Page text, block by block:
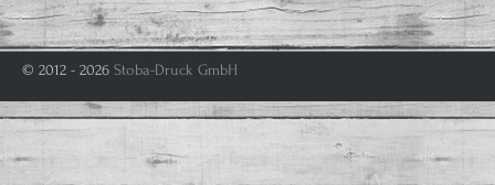
© 2012 - 2026 Stoba-Druck GmbH